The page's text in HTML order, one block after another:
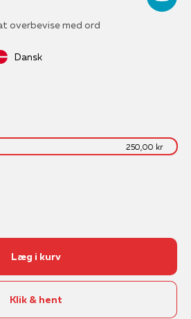
overbevise med ord
Dansk
250,00 kr
Læg i kurv
Klik & hent